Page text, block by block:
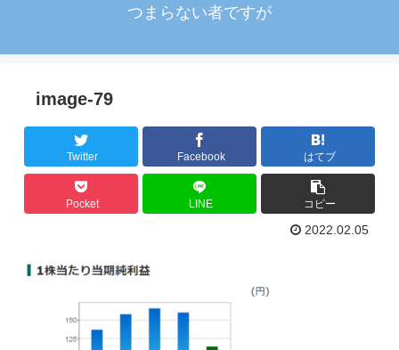
つまらない者ですが
image-79
Twitter Facebook はてブ
Pocket LINE コピー
2022.02.05